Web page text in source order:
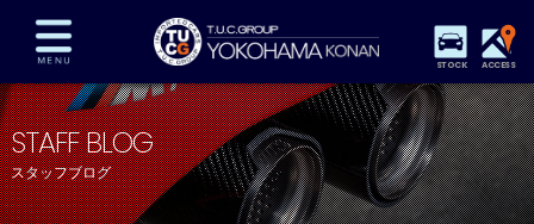
STOCK ACCESS
在庫車両情報 保証&サービス パーツリスト
TUCとは？ 店舗情報 アクセスマップ
全国納車 特別作業 注文販売
STAFF BLOG
スタッフブログ